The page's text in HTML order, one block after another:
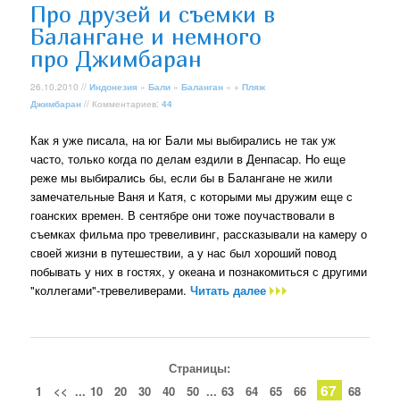
Про друзей и съемки в
Балангане и немного
про Джимбаран
26.10.2010 //Индонезия »Бали »Баланган » +Пляж
Джимбаран // Комментариев:44
Как я уже писала, на юг Бали мы выбирались не так уж
часто, только когда по делам ездили в Денпасар. Но еще
реже мы выбирались бы, если бы в Балангане не жили
замечательные Ваня и Катя, с которыми мы дружим еще с
гоанских времен. В сентябре они тоже поучаствовали в
съемках фильма про тревеливинг, рассказывали на камеру о
своей жизни в путешествии, а у нас был хороший повод
побывать у них в гостях, у океана и познакомиться с другими
"коллегами"-тревеливерами.Читать далее
Страницы:
1
<< ... 10 20 30 40 50 ... 63 64 65 66 67
68